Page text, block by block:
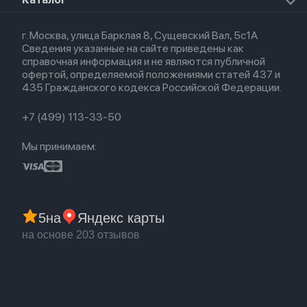
Airpods Max
Airpods 2
Airpods (1-е)
Для Apple Watch
Политика конфиденциальности
Оплата и доставка
Партнерская программа
Гарантия
Обмен и возврат
Trade-in
Новые поступления
Популярное
Акции
г. Москва, улица Барклая 8, Сущевский Вал, 5с1А
Сведения указанные на сайте приведены как
справочная информация и не являются публичной
офертой, определяемой положениями статей 437 и
435 Гражданского кодекса Российской Федерации.
+7 (499) 113-33-50
Мы принимаем:
5на Яндекс карты
на основе 203 отзывов